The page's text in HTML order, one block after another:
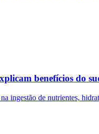
benefícios do
ingestão de nutrientes,